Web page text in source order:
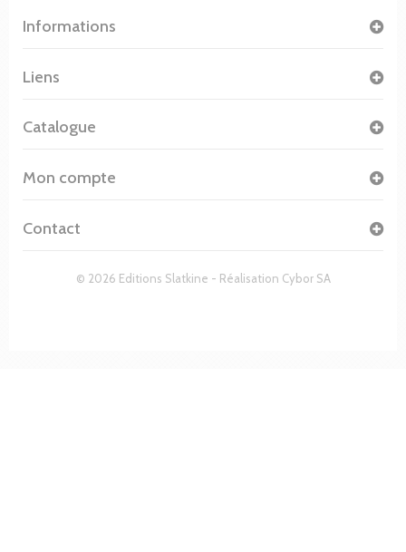
Informations
© 2026 Editions Slatkine - Réalisation Cybor SA
Liens
Catalogue
Mon compte
Contact